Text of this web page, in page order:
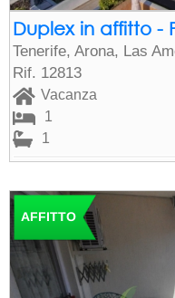
Duplex in affitto -
Tenerife, Arona, Las
Rif. 12813
Vacanza
1
1
AFFITTO